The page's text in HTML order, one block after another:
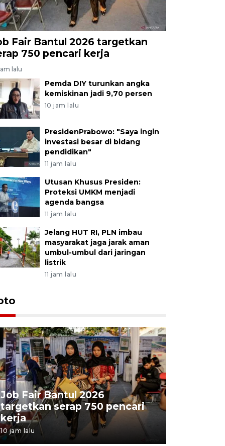
Fair Bantul 2026 targetkan
750 pencari kerja
lalu
Pemda DIY turunkan angka
kemiskinan jadi 9,70 persen
10 jam lalu
PresidenPrabowo: "Saya ingin
investasi besar di bidang
pendidikan"
11 jam lalu
Utusan Khusus Presiden:
Proteksi UMKM menjadi
agenda bangsa
11 jam lalu
Jelang HUT RI, PLN imbau
masyarakat jaga jarak aman
umbul-umbul dari jaringan
listrik
11 jam lalu
Job Fair Bantul 2026
targetkan serap 750 pencari
kerja
10 jam lalu